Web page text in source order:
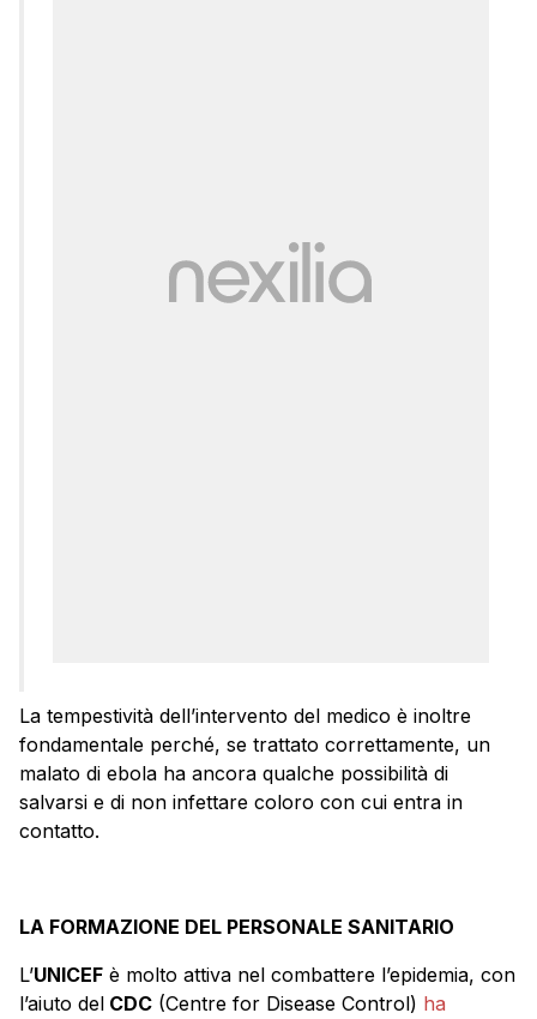
La tempestività dell’intervento del medico è inoltre
fondamentale perché, se trattato correttamente, un
malato di ebola ha ancora qualche possibilità di
salvarsi e di non infettare coloro con cui entra in
contatto.
LA FORMAZIONE DEL PERSONALE SANITARIO
L’UNICEF è molto attiva nel combattere l’epidemia, con
l’aiuto del CDC (Centre for Disease Control) ha